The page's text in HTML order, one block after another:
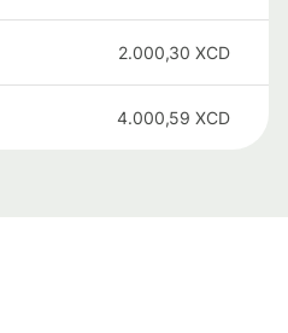
2.000,30 XCD
4.000,59 XCD